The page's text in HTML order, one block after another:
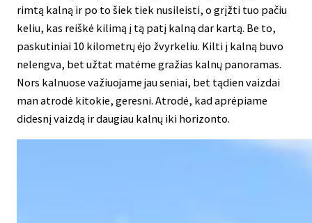
rimtą kalną ir po to šiek tiek nusileisti, o grįžti tuo pačiu
keliu, kas reiškė kilimą į tą patį kalną dar kartą. Be to,
paskutiniai 10 kilometrų ėjo žvyrkeliu. Kilti į kalną buvo
nelengva, bet užtat matėme gražias kalnų panoramas.
Nors kalnuose važiuojame jau seniai, bet tądien vaizdai
man atrodė kitokie, geresni. Atrodė, kad aprėpiame
didesnį vaizdą ir daugiau kalnų iki horizonto.